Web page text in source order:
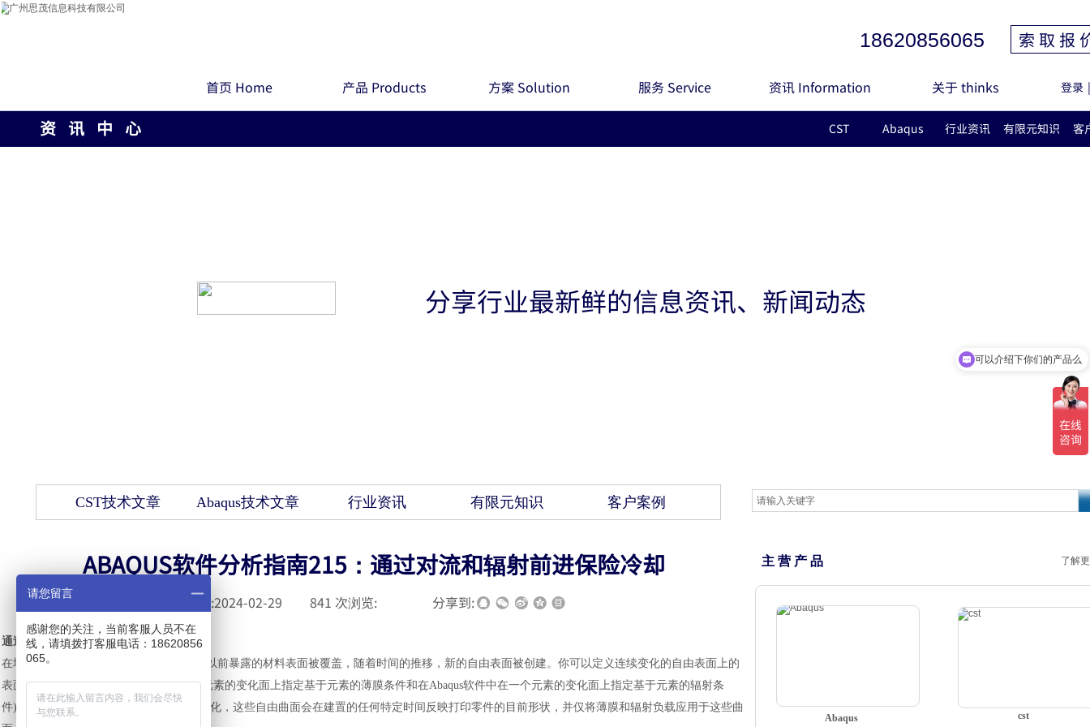
18620856065
登录 |
索 取 报
首页 Home 产品 Products 方案 Solution 服务 Service 资讯 Information 关于 thinks
分享行业最新鲜的信息资讯、新闻动态
资 讯 中 心 CST Abaqus 行业资讯 有限元知识 客
CST技术文章 Abaqus技术文章 行业资讯 有限元知识 客户案例
ABAQUS软件分析指南215：通过对流和辐射前进保险冷却
发布时间 :2024-02-29 841 次浏览: 分享到:
通过对流和辐射前进保险冷却
在增材制造过程中，随着新材料的沉积，以前暴露的材料表面被覆盖，随着时间的推移，新的自由表面被创建。你可以定义连续变化的自由表面上的
表面对流和辐射(见Abaqus/标准中在一个元素的变化面上指定基于元素的薄膜条件和在Abaqus软件中在一个元素的变化面上指定基于元素的辐射条
件)。Abaqus软件
会持续追踪自由曲面的演化，这些自由曲面会在建置的任何特定时间反映打印零件的目前形状，并仅将薄膜和辐射负载应用于这些曲
主 营 产 品 了解
cst
Abaqus
可以介绍下你们的产品么
请您留言
感谢您的关注，当前客服人员不在
线，请填拨打客服电话：18620856
065。